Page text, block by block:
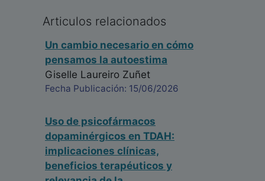
Articulos relacionados
Un cambio necesario en cómo
pensamos la autoestima
Giselle Laureiro Zuñet
Fecha Publicación: 15/06/2026
Uso de psicofármacos
dopaminérgicos en TDAH:
implicaciones clínicas,
beneficios terapéuticos y